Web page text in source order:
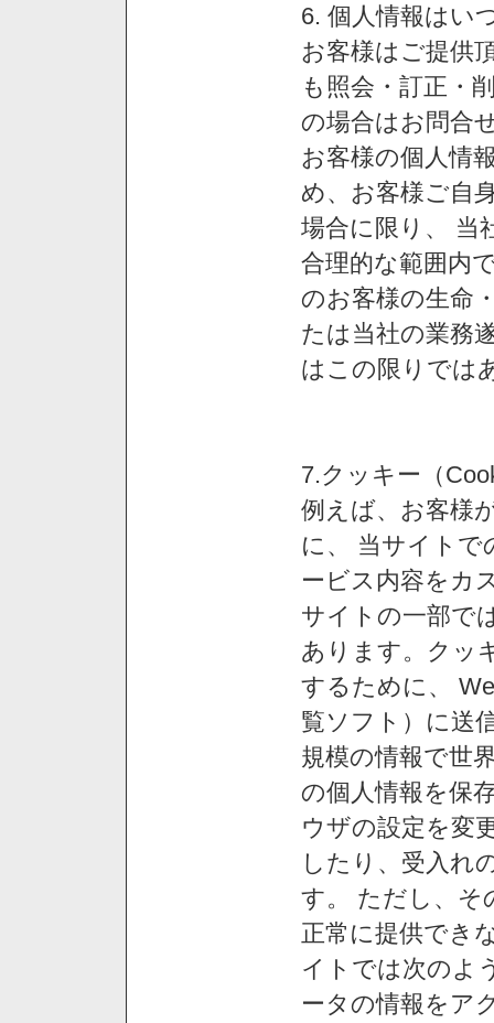
6. 個人情報はい
お客様はご提供
も照会・訂正・
の場合はお問合
お客様の個人情
め、お客様ご自
場合に限り、 当
合理的な範囲内
のお客様の生命
たは当社の業務
はこの限りでは
7.クッキー（
例えば、お客様
に、 当サイトで
ービス内容をカ
サイトの一部で
あります。クッ
するために、
覧ソフト）に送
規模の情報で世
の個人情報を保
ウザの設定を変
したり、受入れ
す。 ただし、そ
正常に提供でき
イトでは次のよ
ータの情報をア